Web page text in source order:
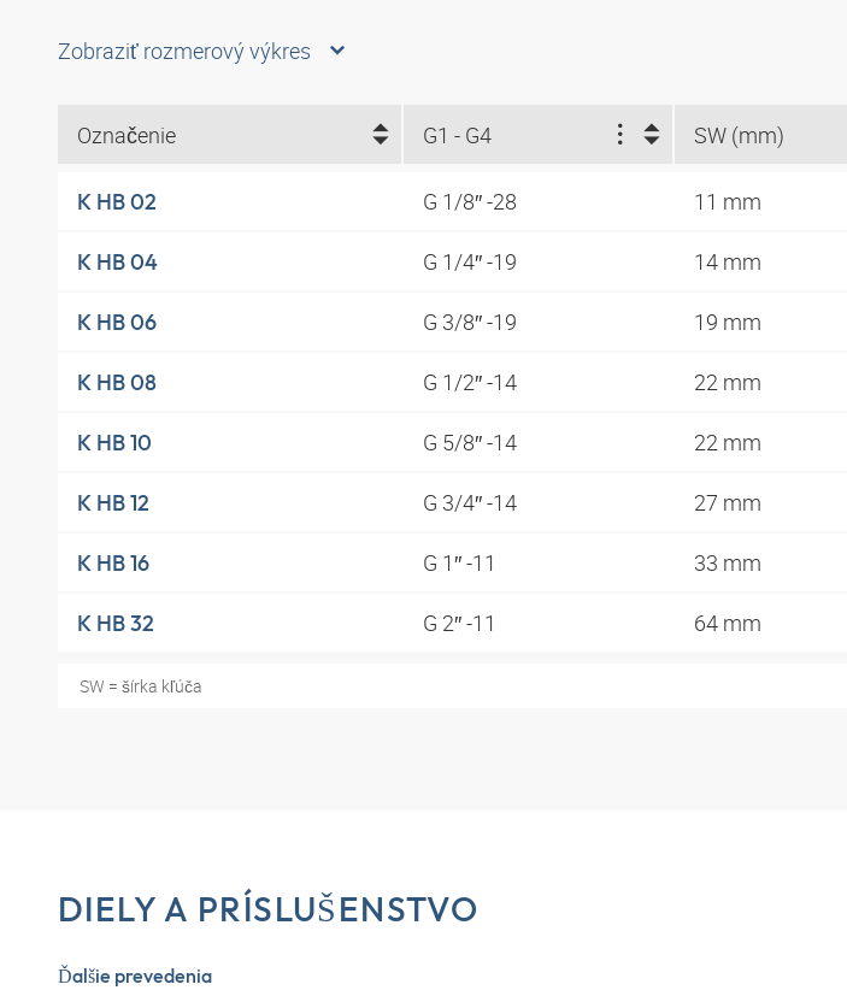
Zobraziť rozmerový výkres
Označenie G1 - G4 SW (mm)
K HB 02 G 1/8″ -28 11 mm
K HB 04 G 1/4″ -19 14 mm
K HB 06 G 3/8″ -19 19 mm
K HB 08 G 1/2″ -14 22 mm
K HB 10 G 5/8″ -14 22 mm
K HB 12 G 3/4″ -14 27 mm
K HB 16 G 1″ -11 33 mm
K HB 32 G 2″ -11 64 mm
SW = šírka kľúča
DIELY A PRÍSLUŠENSTVO
Ďalšie prevedenia